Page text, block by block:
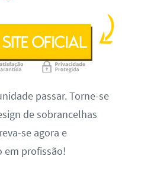
passar. Torne-se
de sobrancelhas
se agora e
em profissão!